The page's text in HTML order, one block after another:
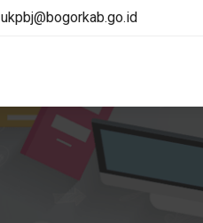
ukpbj@bogorkab.go.id